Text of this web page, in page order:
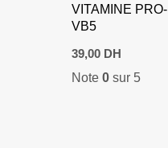
VITAMINE PRO-
VB5
39,00 DH
Note 0sur 5